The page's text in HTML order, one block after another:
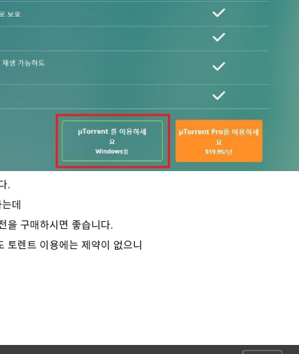
.
데
을 구매하시면 좋습니다.
토렌트 이용에는 제약이 없으니